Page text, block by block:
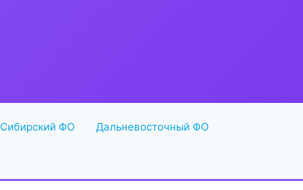
Сибирский ФО Дальневосточный ФО